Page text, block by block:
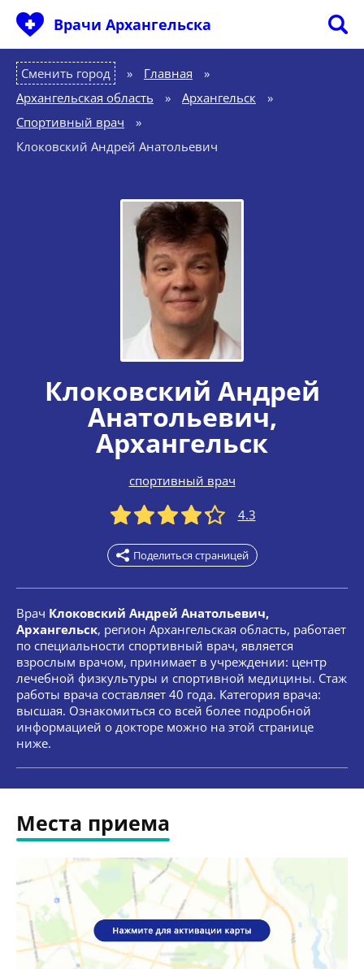
Врачи Архангельска
Сменить город Главная
»
Архангельская область
» Архангельск
»
Спортивный врач
»
Клоковский Андрей Анатольевич
Клоковский Андрей
Анатольевич,
Архангельск
спортивный врач
4.3
Поделиться страницей
Врач Клоковский Андрей Анатольевич,
Архангельск, регион Архангельская область, работает
по специальности спортивный врач, является
взрослым врачом, принимает в учреждении: центр
лечебной физкультуры и спортивной медицины. Стаж
работы врача составляет 40 года. Категория врача:
высшая. Ознакомиться со всей более подробной
информацией о докторе можно на этой странице
ниже.
Места приема